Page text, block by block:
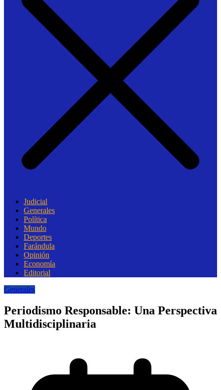
Judicial
Generales
Política
Mundo
Deportes
Farándula
Opinión
Economía
Editorial
Generales
Periodismo Responsable: Una Perspectiva
Multidisciplinaria